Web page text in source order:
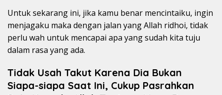
Untuk sekarang ini, jika kamu benar mencintaiku, ingin
menjagaku maka dengan jalan yang Allah ridhoi, tidak
perlu wah untuk mencapai apa yang sudah kita tuju
dalam rasa yang ada.
Tidak Usah Takut Karena Dia Bukan
Siapa-siapa Saat Ini, Cukup Pasrahkan